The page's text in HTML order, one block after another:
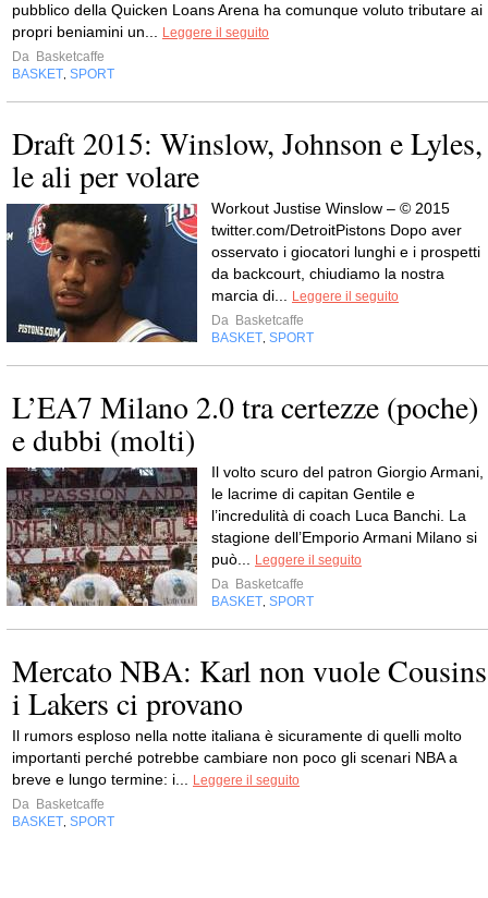
pubblico della Quicken Loans Arena ha comunque voluto tributare ai
propri beniamini un...
Leggere il seguito
Da Basketcaffe
BASKET SPORT
Draft 2015: Winslow, Johnson e Lyles,
le ali per volare
Workout Justise Winslow – © 2015
twitter.com/DetroitPistons Dopo aver
osservato i giocatori lunghi e i prospetti
da backcourt, chiudiamo la nostra
marcia di...
Leggere il seguito
Da Basketcaffe
BASKET SPORT
L’EA7 Milano 2.0 tra certezze (poche)
e dubbi (molti)
Il volto scuro del patron Giorgio Armani,
le lacrime di capitan Gentile e
l’incredulità di coach Luca Banchi. La
stagione dell’Emporio Armani Milano si
può...
Leggere il seguito
Da Basketcaffe
BASKET SPORT
Mercato NBA: Karl non vuole
i Lakers ci provano
Il rumors esploso nella notte italiana è sicuramente di quelli molto
importanti perché potrebbe cambiare non poco gli scenari NBA a
breve e lungo termine: i...
Leggere il seguito
Da Basketcaffe
BASKET SPORT